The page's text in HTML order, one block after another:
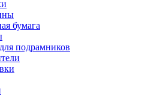
бумага
подрамников